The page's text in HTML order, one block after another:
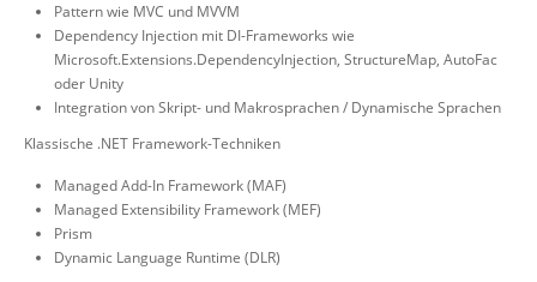
Pattern wie MVC und MVVM
Dependency Injection mit DI-Frameworks wie
Microsoft.Extensions.DependencyInjection, StructureMap, AutoFac
oder Unity
Integration von Skript- und Makrosprachen / Dynamische Sprachen
Klassische .NET Framework-Techniken
Managed Add-In Framework (MAF)
Managed Extensibility Framework (MEF)
Prism
Dynamic Language Runtime (DLR)